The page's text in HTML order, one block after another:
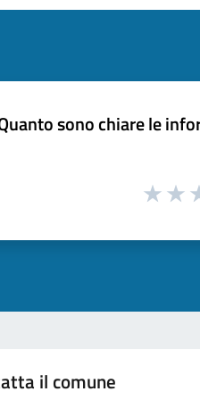
sono chiare le
il comune